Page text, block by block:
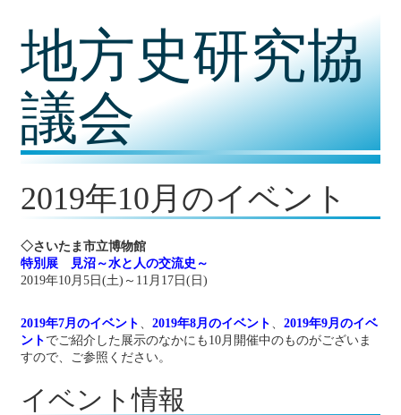
地方史研究協
議会
2019年10月のイベント
◇さいたま市立博物館
特別展 見沼～水と人の交流史～
2019年10月5日(土)～11月17日(日)
2019年7月のイベント 、 2019年8月のイベント 、 2019年9月のイベ
ント でご紹介した展示のなかにも10月開催中のものがございま
すので、ご参照ください。
イベント情報